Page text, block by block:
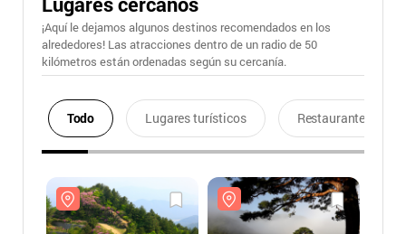
¡Aquí le dejamos algunos destinos recomendados en los
alrededores! Las atracciones dentro de un radio de 50
kilómetros están ordenadas según su cercanía.
Todo Lugares turísticos Restaurantes